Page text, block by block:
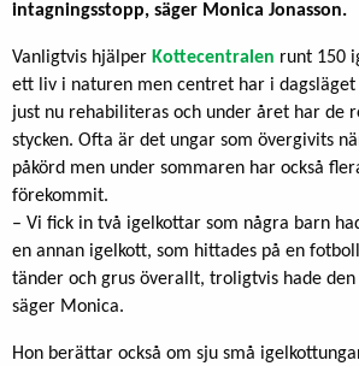
intagningsstopp, säger Monica Jonasson.
Vanligtvis hjälper Kottecentralen runt 150
ett liv i naturen men centret har i
just nu rehabiliteras och under året har de
stycken. Ofta är det ungar som övergivits
påkörd men under sommaren har också
förekommit.
– Vi fick in två igelkottar som några barn
en annan igelkott, som hittades på en
tänder och grus överallt, troligtvis hade
säger Monica.
Hon berättar också om sju små